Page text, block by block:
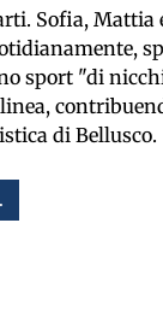
Sofia, Mattia
sport "di
di Bellusco.